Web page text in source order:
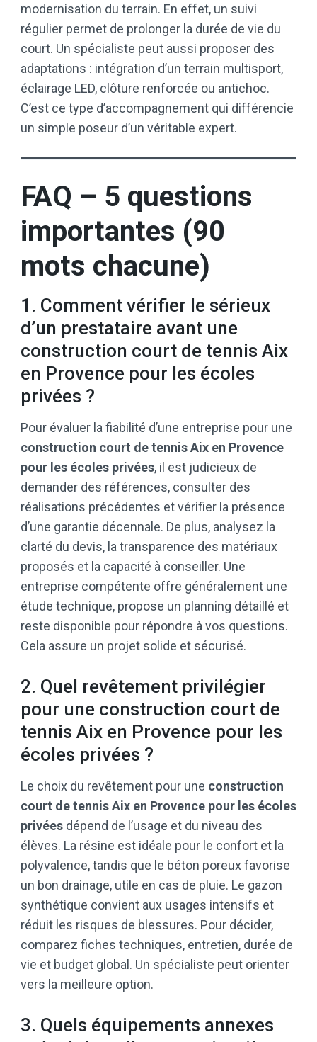
modernisation du terrain. En effet, un suivi
régulier permet de prolonger la durée de vie du
court. Un spécialiste peut aussi proposer des
adaptations : intégration d’un terrain multisport,
éclairage LED, clôture renforcée ou antichoc.
C’est ce type d’accompagnement qui différencie
un simple poseur d’un véritable expert.
FAQ – 5 questions
importantes (90
mots chacune)
1. Comment vérifier le sérieux
d’un prestataire avant une
construction court de tennis Aix
en Provence pour les écoles
privées ?
Pour évaluer la fiabilité d’une entreprise pour une
construction court de tennis Aix en Provence
pour les écoles privées, il est judicieux de
demander des références, consulter des
réalisations précédentes et vérifier la présence
d’une garantie décennale. De plus, analysez la
clarté du devis, la transparence des matériaux
proposés et la capacité à conseiller. Une
entreprise compétente offre généralement une
étude technique, propose un planning détaillé et
reste disponible pour répondre à vos questions.
Cela assure un projet solide et sécurisé.
2. Quel revêtement privilégier
pour une construction court de
tennis Aix en Provence pour les
écoles privées ?
Le choix du revêtement pour une construction
court de tennis Aix en Provence pour les écoles
privées dépend de l’usage et du niveau des
élèves. La résine est idéale pour le confort et la
polyvalence, tandis que le béton poreux favorise
un bon drainage, utile en cas de pluie. Le gazon
synthétique convient aux usages intensifs et
réduit les risques de blessures. Pour décider,
comparez fiches techniques, entretien, durée de
vie et budget global. Un spécialiste peut orienter
vers la meilleure option.
3. Quels équipements annexes